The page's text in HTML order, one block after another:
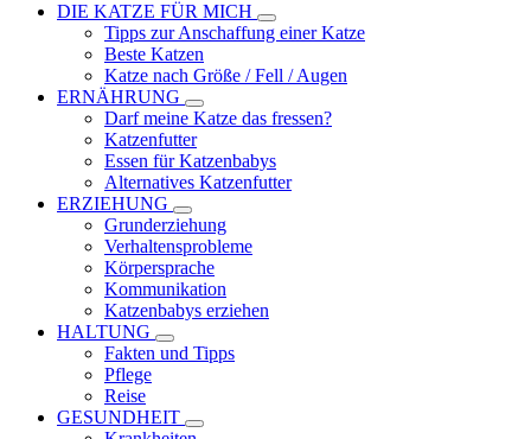
DIE KATZE FÜR MICH
Tipps zur Anschaffung einer Katze
Beste Katzen
Katze nach Größe / Fell / Augen
ERNÄHRUNG
Darf meine Katze das fressen?
Katzenfutter
Essen für Katzenbabys
Alternatives Katzenfutter
ERZIEHUNG
Grunderziehung
Verhaltensprobleme
Körpersprache
Kommunikation
Katzenbabys erziehen
HALTUNG
Fakten und Tipps
Pflege
Reise
GESUNDHEIT